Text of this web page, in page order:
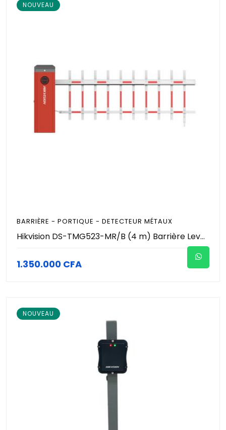
NOUVEAU
BARRIÈRE - PORTIQUE - DETECTEUR MÉTAUX
Hikvision DS-TMG523-MR/B (4 m) Barrière Levante Automatique avec Lisse Grille 4 m Droite | Contrôle d'Accès Véhicules, Parking, Moteur Brushless DC, Usage Intensif, IP54, 220 V
1.350.000 CFA
NOUVEAU